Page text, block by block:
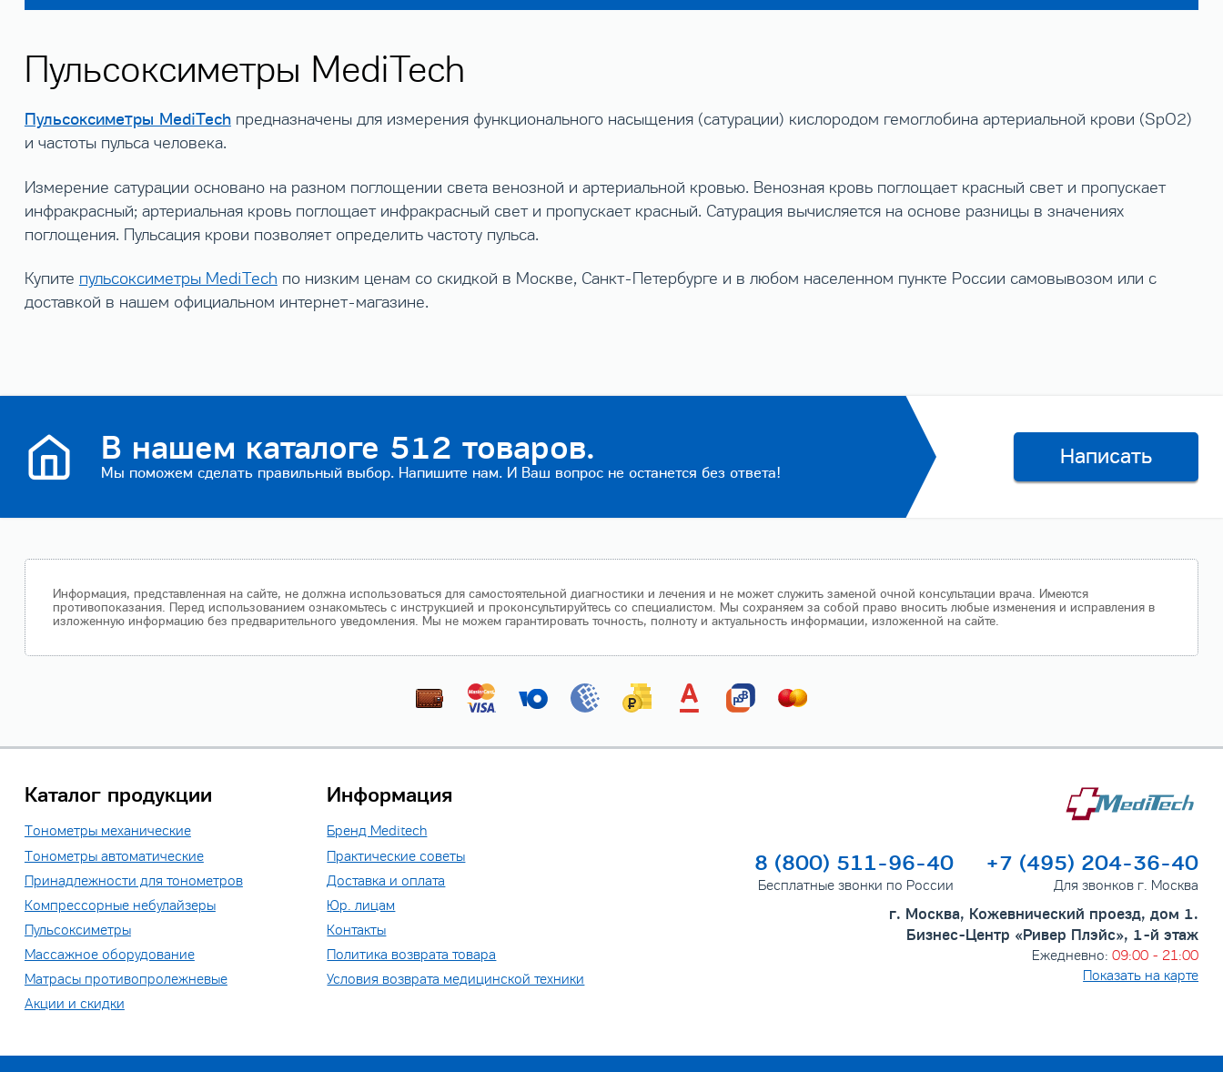
Пульсоксиметры MediTech
Пульсоксиметры MediTechпредназначены для измерения функционального насыщения (сатурации) кислородом гемоглобина артериальной крови (SpО2)
и частоты пульса человека.
Измерение сатурации основано на разном поглощении света венозной и артериальной кровью. Венозная кровь поглощает красный свет и пропускает
инфракрасный; артериальная кровь поглощает инфракрасный свет и пропускает красный. Сатурация вычисляется на основе разницы в значениях
поглощения. Пульсация крови позволяет определить частоту пульса.
Купите пульсоксиметры MediTech по низким ценам со скидкой в Москве, Санкт-Петербурге и в любом населенном пункте России самовывозом или с
доставкой в нашем официальном интернет-магазине.
В нашем каталоге 512 товаров.
Мы поможем сделать правильный выбор. Напишите нам. И Ваш вопрос не останется без ответа!
Написать
Информация, представленная на сайте, не должна использоваться для самостоятельной диагностики и лечения и не может служить заменой очной консультации врача. Имеются
противопоказания. Перед использованием ознакомьтесь с инструкцией и проконсультируйтесь со специалистом. Мы сохраняем за собой право вносить любые изменения и исправления в
изложенную информацию без предварительного уведомления. Мы не можем гарантировать точность, полноту и актуальность информации, изложенной на сайте.
Каталог продукции
Тонометры механические
Тонометры автоматические
Принадлежности для тонометров
Компрессорные небулайзеры
Пульсоксиметры
Массажное оборудование
Матрасы противопролежневые
Акции и скидки
Информация
Бренд Мeditech
Практические советы
Доставка и оплата
Юр. лицам
Контакты
Политика возврата товара
Условия возврата медицинской техники
8 (800) 511-96-40
Бесплатные звонки по России
+7 (495) 204-36-40
Для звонков г. Москва
г. Москва, Кожевнический проезд, дом 1.
Бизнес-Центр «Ривер Плэйс», 1-й этаж
Ежедневно:09:00 - 21:00
Показать на карте